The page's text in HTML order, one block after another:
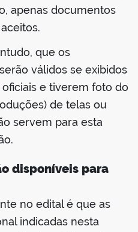
apenas documentos
que os
válidos se exibidos
e tiverem foto do
de telas ou
servem para esta
disponíveis para
no edital é que as
indicadas nesta